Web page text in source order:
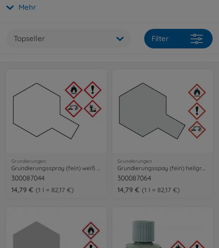
Mehr
Topseller Filter
Grundierungen
Grundierungsspray (fein) weiß 180ml
300087044
14,79 €
1 l = 82,17 €
Grundierungen
Grundierungsspay (fein) hellgrau 180ml
300087064
14,79 €
1 l = 82,17 €